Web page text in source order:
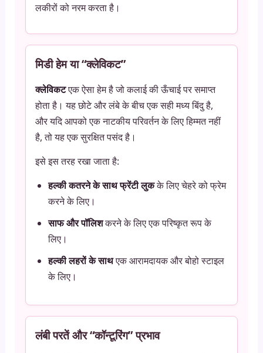
लकीरों को नरम करता है।
मिडी हेम या “क्लेविकट”
क्लेविकटएक ऐसा हेम है जो कलाई की ऊँचाई पर समाप्त
होता है। यह छोटे और लंबे के बीच एक सही मध्य बिंदु है,
और यदि आपको एक नाटकीय परिवर्तन के लिए हिम्मत नहीं
है, तो यह एक सुरक्षित पसंद है।
इसे इस तरह रखा जाता है:
हल्की कतरने के साथ फ्रेंटी लुकके लिए चेहरे को फ्रेम
करने के लिए।
साफ और पॉलिशकरने के लिए एक परिष्कृत रूप के
लिए।
हल्की लहरों के साथएक आरामदायक और बोहो स्टाइल
के लिए।
लंबी परतें और “कॉन्टूरिंग” प्रभाव